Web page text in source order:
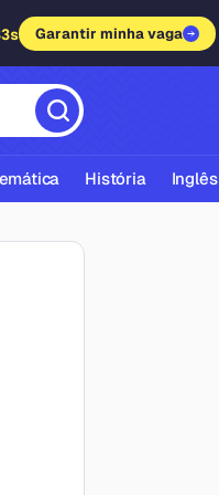
Garantir minha vaga
História Inglês